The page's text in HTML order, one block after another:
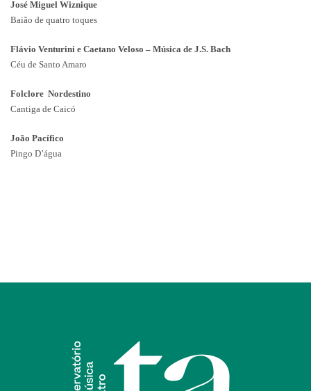
José Miguel Wiznique
Baião de quatro toques
Flávio Venturini e Caetano Veloso – Música de J.S. Bach
Céu de Santo Amaro
Folclore Nordestino
Cantiga de Caicó
João Pacífico
Pingo D’água